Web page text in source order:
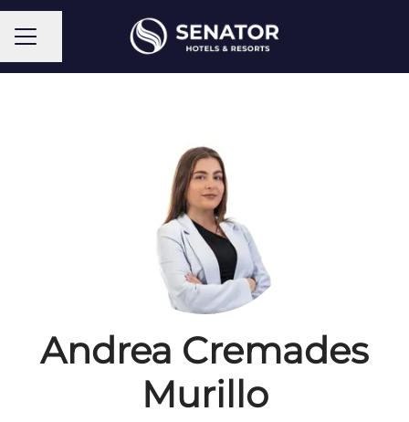
Menú de empleo
Compartir página
Andrea Cremades
Murillo